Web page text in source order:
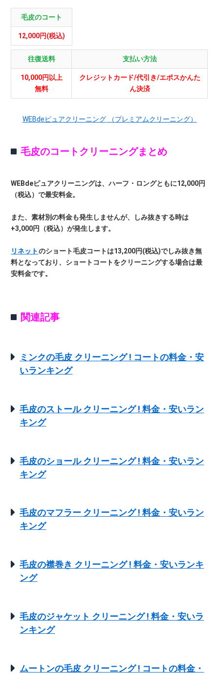
毛皮のコート
12,000円(税込)
往復送料 支払い方法
10,000円以上
無料
クレジットカード/代引き/エポスかんた
ん決済
WEBdeピュアクリーニング （プレミアムクリーニング）
毛皮のコートクリーニングまとめ
WEBdeピュアクリーニングは、ハーフ・ロングともに12,000円
（税込）で最安料金。
また、素材別の料金も発生しませんが、しみ抜きする時は
+3,000円（税込）が発生します。
リネット のショート毛皮コートは13,200円(税込)でしみ抜き無
料となっており、ショートコートをクリーニングする場合は最
安料金です。
関連記事
ミンクの毛皮 クリーニング ! コートの料金・安
いランキング
毛皮のストール クリーニング ! 料金・安いラン
キング
毛皮のショール クリーニング ! 料金・安いラン
キング
毛皮のマフラー クリーニング ! 料金・安いラン
キング
毛皮の襟巻き クリーニング ! 料金・安いランキ
ング
毛皮のジャケット クリーニング ! 料金・安いラ
ンキング
ムートンの毛皮 クリーニング ! コートの料金・